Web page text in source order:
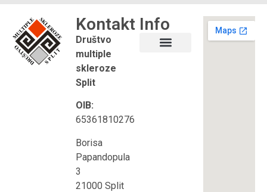
Kontakt
Društvo
multiple
skleroze
Split
OIB:
65361810276
Borisa
Papandopula
3
21000 Split
Info